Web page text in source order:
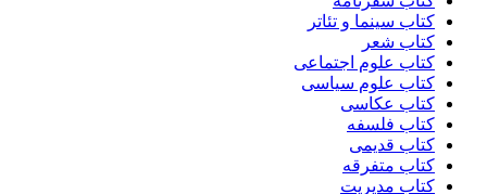
کتاب سینما و تئاتر
کتاب شعر
کتاب علوم اجتماعی
کتاب علوم سیاسی
کتاب عکاسی
کتاب فلسفه
کتاب قدیمی
کتاب متفرقه
کتاب مدیریت